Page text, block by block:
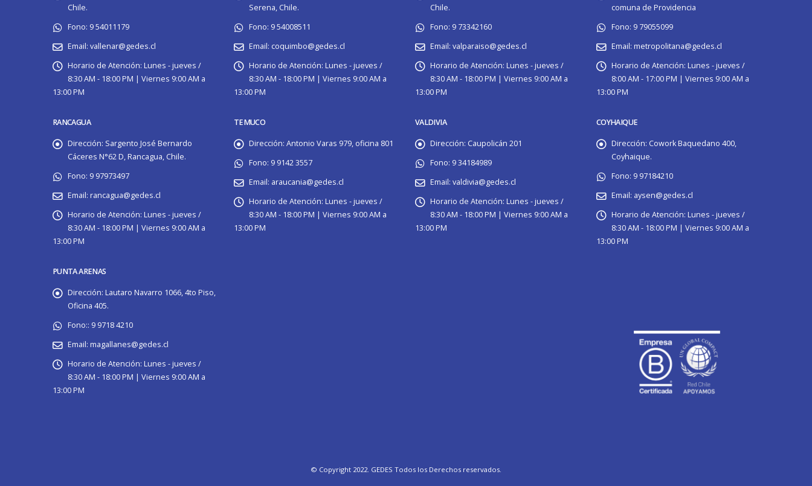
Chile.
Fono: 9 54011179
Email: vallenar@gedes.cl
Horario de Atención: Lunes - jueves /
8:30 AM - 18:00 PM | Viernes 9:00 AM a
13:00 PM
RANCAGUA
Dirección: Sargento José Bernardo
Cáceres N°62 D, Rancagua, Chile.
Fono: 9 97973497
Email: rancagua@gedes.cl
Horario de Atención: Lunes - jueves /
8:30 AM - 18:00 PM | Viernes 9:00 AM a
13:00 PM
PUNTA ARENAS
Dirección: Lautaro Navarro 1066, 4to Piso,
Oficina 405.
Fono:: 9 9718 4210
Email: magallanes@gedes.cl
Horario de Atención: Lunes - jueves /
8:30 AM - 18:00 PM | Viernes 9:00 AM a
13:00 PM
Serena, Chile.
Fono: 9 54008511
Email: coquimbo@gedes.cl
Horario de Atención: Lunes - jueves /
8:30 AM - 18:00 PM | Viernes 9:00 AM a
13:00 PM
TEMUCO
Dirección: Antonio Varas 979, oficina 801
Fono: 9 9142 3557
Email: araucania@gedes.cl
Horario de Atención: Lunes - jueves /
8:30 AM - 18:00 PM | Viernes 9:00 AM a
13:00 PM
Chile.
Fono: 9 73342160
Email: valparaiso@gedes.cl
Horario de Atención: Lunes - jueves /
8:30 AM - 18:00 PM | Viernes 9:00 AM a
13:00 PM
VALDIVIA
Dirección: Caupolicán 201
Fono: 9 34184989
Email: valdivia@gedes.cl
Horario de Atención: Lunes - jueves /
8:30 AM - 18:00 PM | Viernes 9:00 AM a
13:00 PM
comuna de Providencia
Fono: 9 79055099
Email: metropolitana@gedes.cl
Horario de Atención: Lunes - jueves /
8:00 AM - 17:00 PM | Viernes 9:00 AM a
13:00 PM
COYHAIQUE
Dirección: Cowork Baquedano 400,
Coyhaique.
Fono: 9 97184210
Email: aysen@gedes.cl
Horario de Atención: Lunes - jueves /
8:30 AM - 18:00 PM | Viernes 9:00 AM a
13:00 PM
© Copyright 2022. GEDES Todos los Derechos reservados.